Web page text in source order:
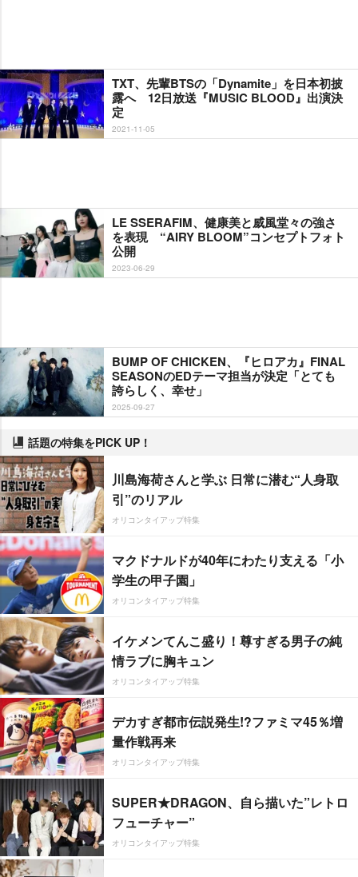
TXT、先輩BTSの「Dynamite」を日本初披
露へ 12日放送『MUSIC BLOOD』出演決
定
2021-11-05
LE SSERAFIM、健康美と威風堂々の強さ
を表現 “AIRY BLOOM”コンセプトフォト
公開
2023-06-29
BUMP OF CHICKEN、『ヒロアカ』FINAL
SEASONのEDテーマ担当が決定「とても
誇らしく、幸せ」
2025-09-27
話題の特集をPICK UP！
川島海荷さんと学ぶ 日常に潜む“人身取
引”のリアル
オリコンタイアップ特集
マクドナルドが40年にわたり支える「小
学生の甲子園」
オリコンタイアップ特集
イケメンてんこ盛り！尊すぎる男子の純
情ラブに胸キュン
オリコンタイアップ特集
デカすぎ都市伝説発生!?ファミマ45％増
量作戦再来
オリコンタイアップ特集
SUPER★DRAGON、自ら描いた”レトロ
フューチャー”
オリコンタイアップ特集